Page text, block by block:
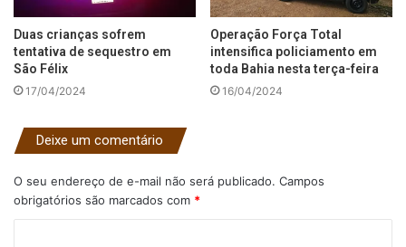
Duas crianças sofrem
tentativa de sequestro em
São Félix
17/04/2024
Operação Força Total
intensifica policiamento em
toda Bahia nesta terça-feira
16/04/2024
Deixe um comentário
O seu endereço de e-mail não será publicado. Campos
obrigatórios são marcados com *